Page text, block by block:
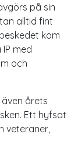
på sin
alltid fint
kom
med
och
årets
Ett hyfsat
veteraner,